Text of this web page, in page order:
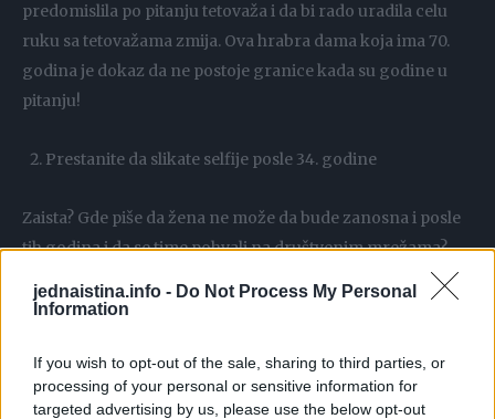
jednaistina.info - Do Not Process My Personal
Information
If you wish to opt-out of the sale, sharing to third parties, or
processing of your personal or sensitive information for
targeted advertising by us, please use the below opt-out
predomislila po pitanju tetovaža i da bi rado uradila celu
ruku sa tetovažama zmija. Ova hrabra dama koja ima 70.
godina je dokaz da ne postoje granice kada su godine u
pitanju!
Prestanite da slikate selfije posle 34. godine
Zaista? Gde piše da žena ne može da bude zanosna i posle
tih godina i da se time pohvali na društvenim mrežama?
Pogledajte samo silne slavne ličnosti koje promovišu trend
selfija, imaju više od 34 godine i to rade mnogo bolje od
Ne izlazite u klubove ako imate više od 44 godine